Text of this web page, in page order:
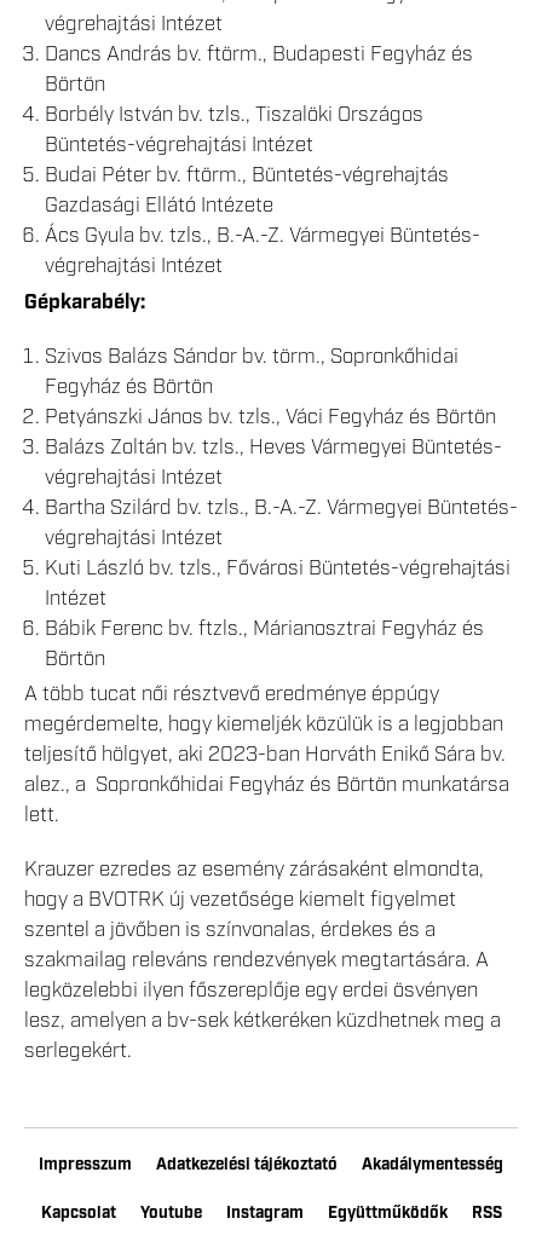
végrehajtási Intézet
Dancs András bv. ftörm., Budapesti Fegyház és
Börtön
Borbély István bv. tzls., Tiszalöki Országos
Büntetés-végrehajtási Intézet
Budai Péter bv. ftörm., Büntetés-végrehajtás
Gazdasági Ellátó Intézete
Ács Gyula bv. tzls., B.-A.-Z. Vármegyei Büntetés-
végrehajtási Intézet
Gépkarabély:
Szivos Balázs Sándor bv. törm., Sopronkőhidai
Fegyház és Börtön
Petyánszki János bv. tzls., Váci Fegyház és Börtön
Balázs Zoltán bv. tzls., Heves Vármegyei Büntetés-
végrehajtási Intézet
Bartha Szilárd bv. tzls., B.-A.-Z. Vármegyei Büntetés-
végrehajtási Intézet
Kuti László bv. tzls., Fővárosi Büntetés-végrehajtási
Intézet
Bábik Ferenc bv. ftzls., Márianosztrai Fegyház és
Börtön
A több tucat női résztvevő eredménye éppúgy
megérdemelte, hogy kiemeljék közülük is a legjobban
teljesítő hölgyet, aki 2023-ban Horváth Enikő Sára bv.
alez., a Sopronkőhidai Fegyház és Börtön munkatársa
lett.
Krauzer ezredes az esemény zárásaként elmondta,
hogy a BVOTRK új vezetősége kiemelt figyelmet
szentel a jövőben is színvonalas, érdekes és a
szakmailag releváns rendezvények megtartására. A
legközelebbi ilyen főszereplője egy erdei ösvényen
lesz, amelyen a bv-sek kétkeréken küzdhetnek meg a
serlegekért.
Impresszum Adatkezelési tájékoztató Akadálymentesség
Kapcsolat Youtube Instagram Együttműködők RSS